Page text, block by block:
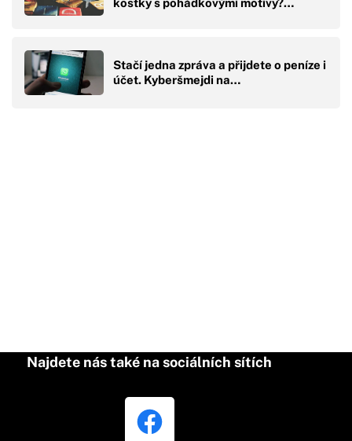
kostky s pohádkovými motivy?…
Stačí jedna zpráva a přijdete o peníze i
účet. Kyberšmejdi na…
Najdete nás také na sociálních sítích